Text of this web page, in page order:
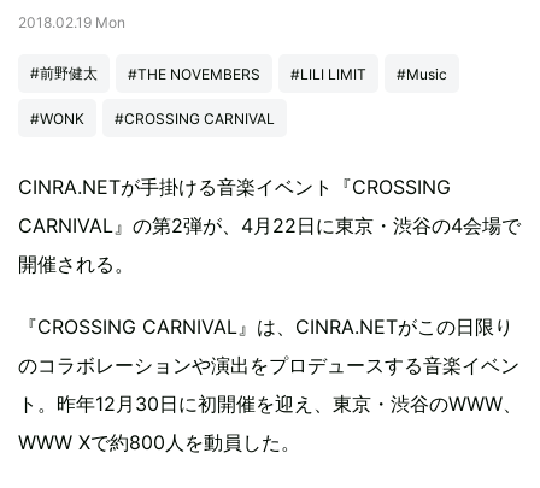
2018.02.19 Mon
#前野健太 #THE NOVEMBERS #LILI LIMIT #Music
#WONK #CROSSING CARNIVAL
CINRA.NETが手掛ける音楽イベント『CROSSING
CARNIVAL』の第2弾が、4月22日に東京・渋谷の4会場で
開催される。
『CROSSING CARNIVAL』は、CINRA.NETがこの日限り
のコラボレーションや演出をプロデュースする音楽イベン
ト。昨年12月30日に初開催を迎え、東京・渋谷のWWW、
WWW Xで約800人を動員した。